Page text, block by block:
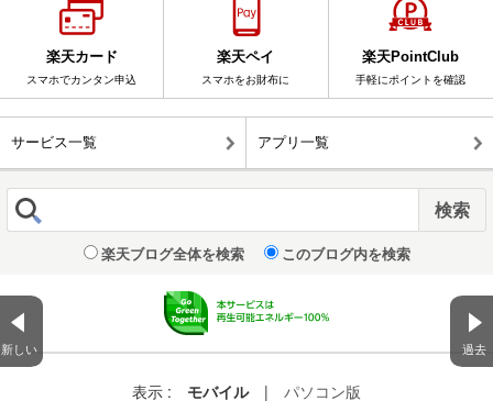
新しい 過去
楽天カード
スマホでカンタン申込
楽天ペイ
スマホをお財布に
楽天PointClub
手軽にポイントを確認
サービス一覧 アプリ一覧
楽天ブログ全体を検索 このブログ内を検索
表示 : モバイル | パソコン版